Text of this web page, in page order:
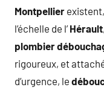
Montpellier
l’échelle de l’Hérault
plombier
rigoureux, et
d’urgence, le